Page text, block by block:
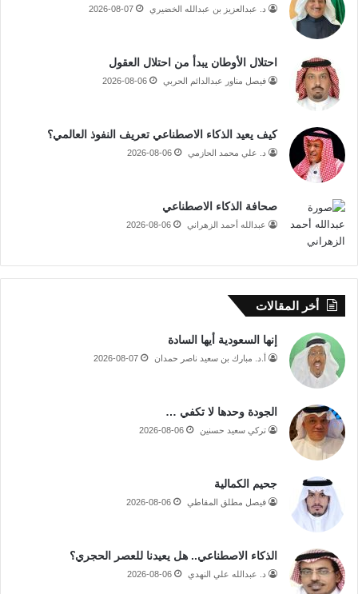
د. عبدالعزيز بن عبدالله الخضيري 2026-08-07
احتلال الأوطان يبدأ من احتلال العقول
فيصل مناور عبدالدائم الحربي 2026-08-06
كيف يعيد الذكاء الاصطناعي تعريف النفوذ العالمي؟
د. علي محمد الحازمي 2026-08-06
صحافة الذكاء الاصطناعي
عبدالله أحمد الزهراني 2026-08-06
أخر المقالات
إنها السعودية أيها السادة
أ.د. مبارك بن سعيد ناصر حمدان 2026-08-07
الجودة وحدها لا تكفي …
تركي سعيد حسنين 2026-08-06
جحيم الكمالية
فيصل مطلق المقاطي 2026-08-06
الذكاء الاصطناعي.. هل يعيدنا للعصر الحجري؟
د. عبدالله علي النهدي 2026-08-06